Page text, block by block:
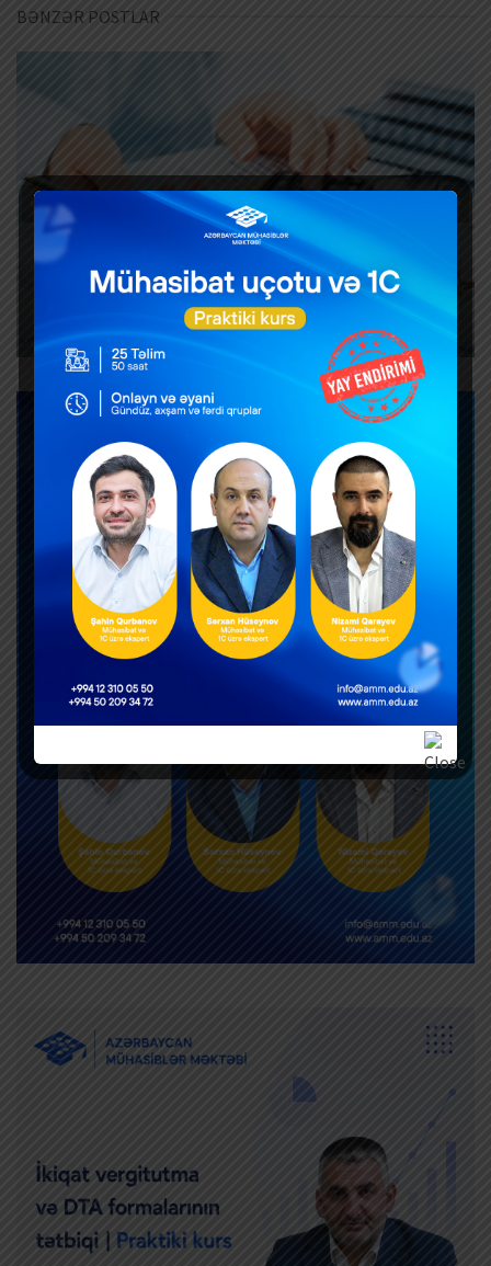
BƏNZƏR POSTLAR
Əməkhaqqıdan vergi tutulması: 2026-cı
ildə əməkhaqqı cədvəli necə
hazırlanacaq